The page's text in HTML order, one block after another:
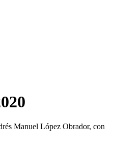
Manuel López Obrador, con